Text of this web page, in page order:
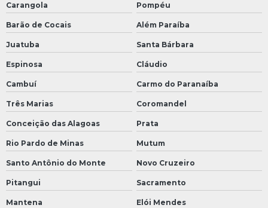
Carangola Pompéu
Barão de Cocais Além Paraíba
Juatuba Santa Bárbara
Espinosa Cláudio
Cambuí Carmo do Paranaíba
Três Marias Coromandel
Conceição das Alagoas Prata
Rio Pardo de Minas Mutum
Santo Antônio do Monte Novo Cruzeiro
Pitangui Sacramento
Mantena Elói Mendes